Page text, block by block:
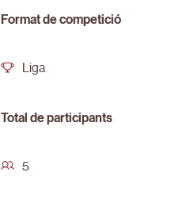
Format de competició
Liga
Total de participants
5